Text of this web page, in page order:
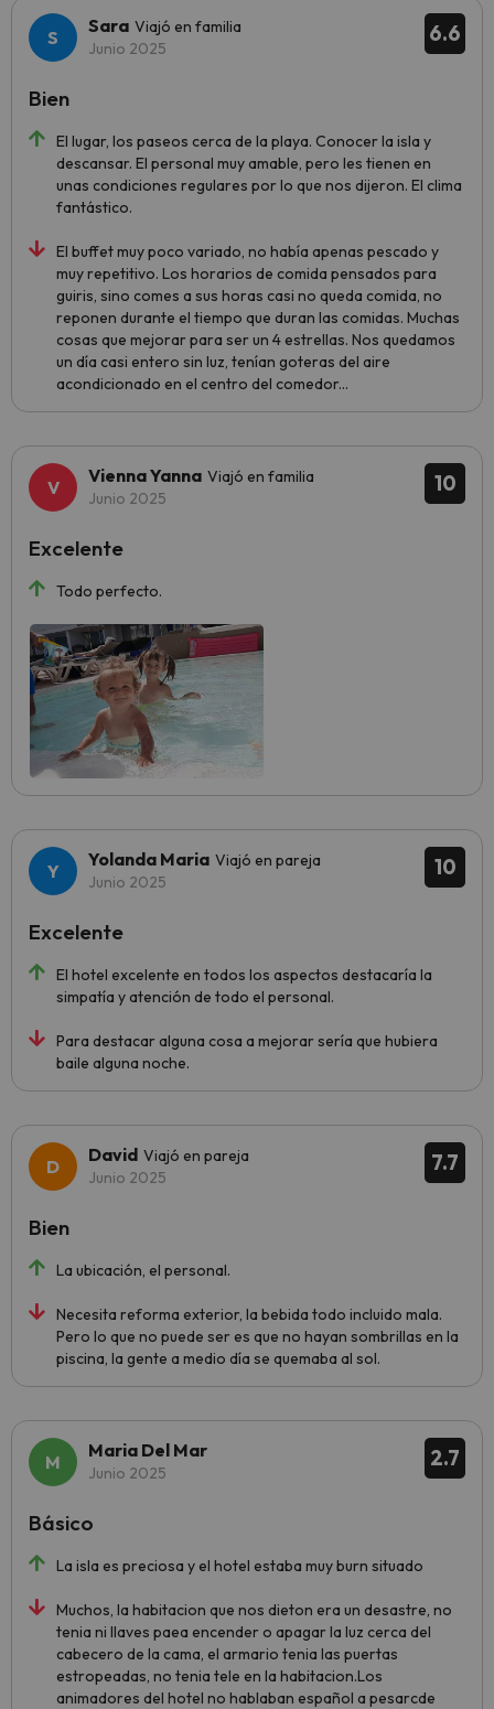
6.6
Sara Viajó en familia
Junio 2025
El lugar, los paseos cerca de la playa. Conocer la isla y
descansar. El personal muy amable, pero les tienen en
unas condiciones regulares por lo que nos dijeron. El clima
fantástico.
El buffet muy poco variado, no había apenas pescado y
muy repetitivo. Los horarios de comida pensados para
guiris, sino comes a sus horas casi no queda comida, no
reponen durante el tiempo que duran las comidas. Muchas
cosas que mejorar para ser un 4 estrellas. Nos quedamos
un día casi entero sin luz, tenían goteras del aire
acondicionado en el centro del comedor...
Bien
10
Vienna Yanna Viajó en familia
Junio 2025
Todo perfecto.
Excelente
10
Yolanda Maria Viajó en pareja
Junio 2025
El hotel excelente en todos los aspectos destacaría la
simpatía y atención de todo el personal.
Para destacar alguna cosa a mejorar sería que hubiera
baile alguna noche.
Excelente
7.7
David Viajó en pareja
Junio 2025
La ubicación, el personal.
Necesita reforma exterior, la bebida todo incluido mala.
Pero lo que no puede ser es que no hayan sombrillas en la
piscina, la gente a medio día se quemaba al sol.
Bien
2.7
Maria Del Mar
Junio 2025
La isla es preciosa y el hotel estaba muy burn situado
Muchos, la habitacion que nos dieton era un desastre, no
tenia ni llaves paea encender o apagar la luz cerca del
cabecero de la cama, el armario tenia las puertas
estropeadas, no tenia tele en la habitacion.Los
animadores del hotel no hablaban español a pesarcde
Básico